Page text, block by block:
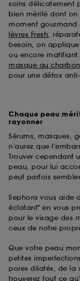
soins délicatement
bien mérité dont on
moment gourmand
lèvres Fresh,
besoin, on
ou encore
masque au
pour une détox
Chaque peau
rayonner
Sérums, masques,
n’aurez que
Trouver cependant
peau, pour lui
peut parfois
Sephora vous aide
éclatant" en vous
pour le visage des
ceux de notre
Que votre peau
petites
pores dilatés, de la
trouverez tout ce